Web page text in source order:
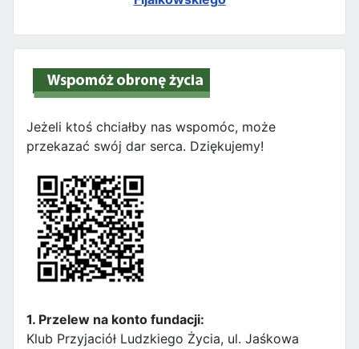
Jeżeli ktoś chciałby nas wspomóc, może
przekazać swój dar serca. Dziękujemy!
1. Przelew na konto fundacji:
Klub Przyjaciół Ludzkiego Życia, ul. Jaśkowa